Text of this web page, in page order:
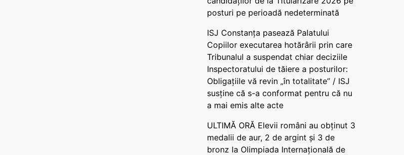
posturi pe perioadă nedeterminată
ISJ Constanța pasează Palatului
Copiilor executarea hotărârii prin care
Tribunalul a suspendat chiar deciziile
Inspectoratului de tăiere a posturilor:
Obligațiile vă revin „în totalitate” / ISJ
susține că s-a conformat pentru că nu
a mai emis alte acte
ULTIMĂ ORĂ Elevii români au obținut 3
medalii de aur, 2 de argint și 3 de
bronz la Olimpiada Internațională de